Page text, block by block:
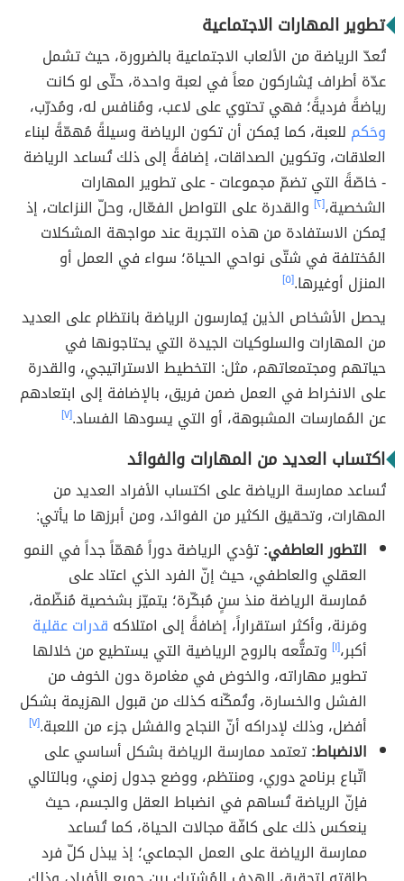
تطوير المهارات الاجتماعية
تُعدّ الرياضة من الألعاب الاجتماعية بالضرورة، حيث تشمل
عدّة أطراف يُشاركون معاً في لعبة واحدة، حتّى لو كانت
رياضةً فرديةً؛ فهي تحتوي على لاعب، ومُنافس له، ومُدرّب،
وحَكم للعبة، كما يُمكن أن تكون الرياضة وسيلةً مُهمّةً لبناء
العلاقات، وتكوين الصداقات، إضافةً إلى ذلك تُساعد الرياضة
- خاصّةً التي تضمّ مجموعات - على تطوير المهارات
الشخصية،[٢]
والقدرة على التواصل الفعّال، وحلّ النزاعات، إذ
يُمكن الاستفادة من هذه التجربة عند مواجهة المشكلات
المُختلفة في شتّى نواحي الحياة؛ سواء في العمل أو
المنزل أوغيرها.[٥]
يحصل الأشخاص الذين يُمارسون الرياضة بانتظام على العديد
من المهارات والسلوكيات الجيدة التي يحتاجونها في
حياتهم ومجتمعاتهم، مثل: التخطيط الاستراتيجي، والقدرة
على الانخراط في العمل ضمن فريق، بالإضافة إلى ابتعادهم
عن المُمارسات المشبوهة، أو التي يسودها الفساد.[٧]
اكتساب العديد من المهارات والفوائد
تُساعد ممارسة الرياضة على اكتساب الأفراد العديد من
المهارات، وتحقيق الكثير من الفوائد، ومن أبرزها ما يأتي:
التطور العاطفي:تؤدي الرياضة دوراً مُهمّاً جداً في النمو
العقلي والعاطفي، حيث إنّ الفرد الذي اعتاد على
مُمارسة الرياضة منذ سنٍ مُبكّرة؛ يتميّز بشخصية مُنظّمة،
ومَرنة، وأكثر استقراراً، إضافةً إلى امتلاكه قدرات عقلية
أكبر،[١] وتمتُّعه بالروح الرياضية التي يستطيع من خلالها
تطوير مهاراته، والخوض في مغامرة دون الخوف من
الفشل والخسارة، وتُمكّنه كذلك من قبول الهزيمة بشكل
أفضل، وذلك لإدراكه أنّ النجاح والفشل جزء من اللعبة.[٧]
الانضباط:تعتمد ممارسة الرياضة بشكل أساسي على
اتّباع برنامج دوري، ومنتظم، ووضع جدول زمني، وبالتالي
فإنّ الرياضة تُساهم في انضباط العقل والجسم، حيث
ينعكس ذلك على كافّة مجالات الحياة، كما تُساعد
ممارسة الرياضة على العمل الجماعي؛ إذ يبذل كلّ فرد